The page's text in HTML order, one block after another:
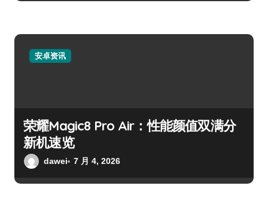
安卓资讯
荣耀Magic8 Pro Air：性能颜值双满分
新机速览
dawei 7 月 4, 2026